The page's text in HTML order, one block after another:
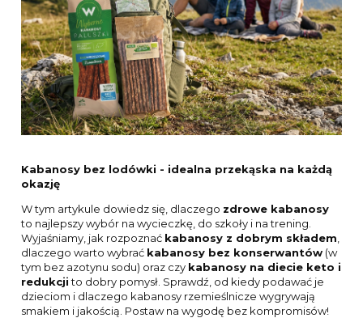
Kabanosy bez lodówki - idealna przekąska na każdą
okazję
W tym artykule dowiedz się, dlaczego zdrowe kabanosy
to najlepszy wybór na wycieczkę, do szkoły i na trening.
Wyjaśniamy, jak rozpoznać kabanosy z dobrym składem
dlaczego warto wybrać kabanosy bez konserwantów (w
tym bez azotynu sodu) oraz czy kabanosy na diecie keto i
redukcjito dobry pomysł. Sprawdź, od kiedy podawać je
dzieciom i dlaczego kabanosy rzemieślnicze wygrywają
smakiem i jakością. Postaw na wygodę bez kompromisów!